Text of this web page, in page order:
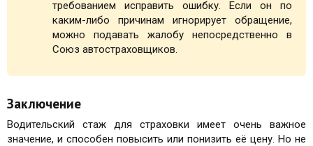
требованием исправить ошибку. Если он по
каким-либо причинам игнорирует обращение,
можно подавать жалобу непосредственно в
Союз автостраховщиков.
Заключение
Водительский стаж для страховки имеет очень важное
значение, и способен повысить или понизить её цену. Но не